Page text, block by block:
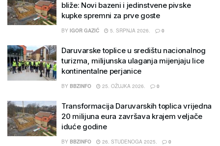
bliže: Novi bazeni i jedinstvene pivske
kupke spremni za prve goste
BY IGOR GAZIĆ 5. SRPNJA 2026. 0
Daruvarske toplice u središtu nacionalnog
turizma, milijunska ulaganja mijenjaju lice
kontinentalne perjanice
BY BBZINFO 25. OŽUJKA 2026. 0
Transformacija Daruvarskih toplica vrijedna
20 milijuna eura završava krajem veljače
iduće godine
BY BBZINFO 26. STUDENOGA 2025. 0